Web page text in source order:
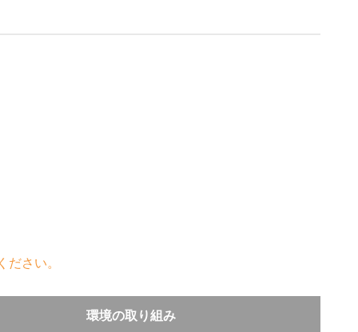
さい。
環境の取り組み